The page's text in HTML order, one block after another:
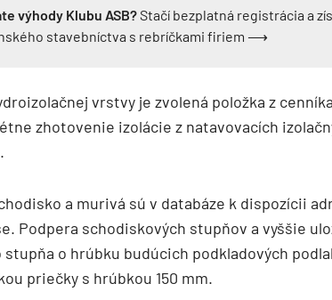
výhody Klubu ASB?Stačí bezplatná registrácia a
stavebníctva s rebríčkami firiem ⟶
vrstvy je zvolená položka z
zhotovenie izolácie z natavovacích
a murivá sú v databáze k dispozícii
Podpera schodiskových stupňov a vyššie
o hrúbku budúcich podkladových
priečky s hrúbkou 150 mm.